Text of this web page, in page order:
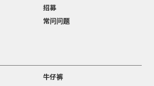
招募
常问问题
牛仔裤